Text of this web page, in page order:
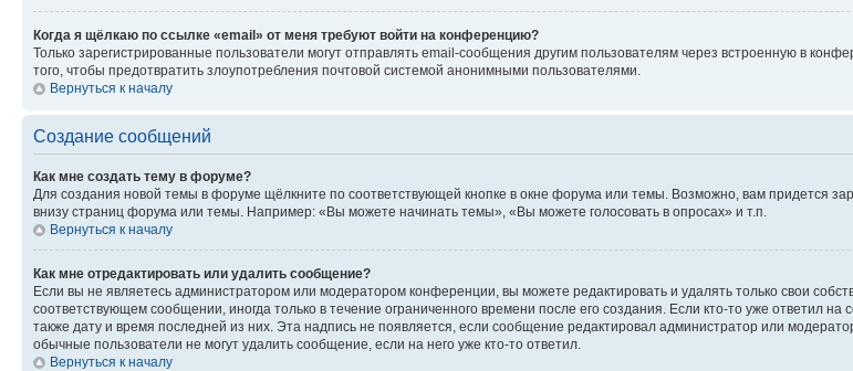
Когда я щёлкаю по ссылке «email» от меня требуют войти на конференцию?
Только зарегистрированные пользователи могут отправлять email-сообщения другим пользователям через встроенную в
того, чтобы предотвратить злоупотребления почтовой системой анонимными пользователями.
Вернуться к началу
Создание сообщений
Как мне создать тему в форуме?
Для создания новой темы в форуме щёлкните по соответствующей кнопке в окне форума или темы. Возможно, вам придется
внизу страниц форума или темы. Например: «Вы можете начинать темы», «Вы можете голосовать в опросах» и т.п.
Вернуться к началу
Как мне отредактировать или удалить сообщение?
Если вы не являетесь администратором или модератором конференции, вы можете редактировать и удалять только свои
соответствующем сообщении, иногда только в течение ограниченного времени после его создания. Если кто-то уже ответил
также дату и время последней из них. Эта надпись не появляется, если сообщение редактировал администратор или
обычные пользователи не могут удалить сообщение, если на него уже кто-то ответил.
Вернуться к началу